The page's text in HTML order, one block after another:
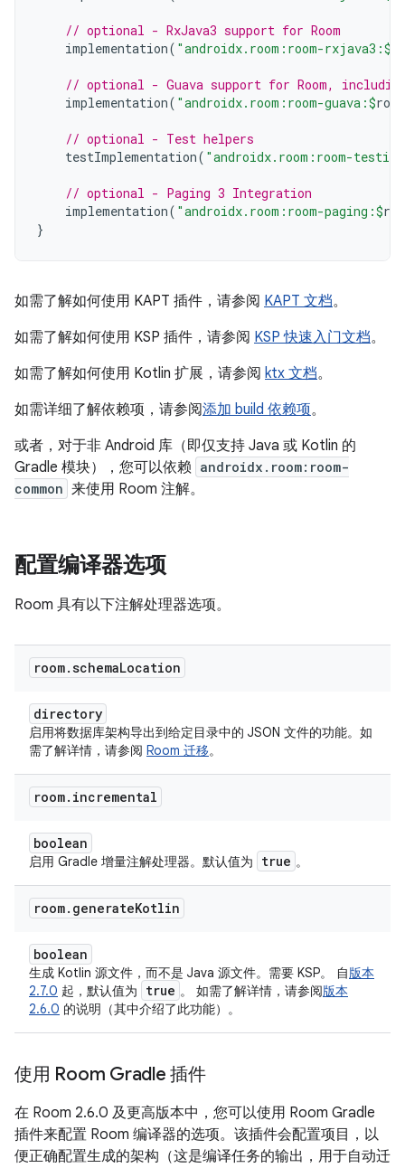
// optional - RxJava3 support for Room
implementation( "androidx.room:room-rxjava3:$
// optional - Guava support for Room,
implementation( "androidx.room:room-guava:$
// optional - Test helpers
testImplementation( "androidx.room:room-
// optional - Paging 3 Integration
implementation( "androidx.room:room-paging:$
}
如需了解如何使用 KAPT 插件，请参阅 KAPT 文档。
如需了解如何使用 KSP 插件，请参阅 KSP 快速入门文档。
如需了解如何使用 Kotlin 扩展，请参阅 ktx 文档。
如需详细了解依赖项，请参阅添加 build 依赖项。
或者，对于非 Android 库（即仅支持 Java 或 Kotlin 的
Gradle 模块），您可以依赖 androidx.room:room-
common 来使用 Room 注解。
配置编译器选项
Room 具有以下注解处理器选项。
room.schemaLocation
directory
启用将数据库架构导出到给定目录中的 JSON 文件的功能。如
需了解详情，请参阅 Room 迁移。
room. incremental
boolean
启用 Gradle 增量注解处理器。默认值为 true 。
room. generateKotlin
boolean
生成 Kotlin 源文件，而不是 Java 源文件。需要 KSP。 自版本
2.7.0 起，默认值为 true 。 如需了解详情，请参阅版本
2.6.0 的说明（其中介绍了此功能）。
使用 Room Gradle 插件
在 Room 2.6.0 及更高版本中，您可以使用 Room Gradle
插件来配置 Room 编译器的选项。该插件会配置项目，以
便正确配置生成的架构（这是编译任务的输出，用于自动迁